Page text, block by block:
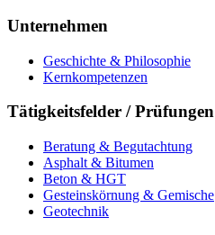
Unternehmen
Geschichte & Philosophie
Kernkompetenzen
Tätigkeitsfelder / Prüfungen
Beratung & Begutachtung
Asphalt & Bitumen
Beton & HGT
Gesteinskörnung & Gemische
Geotechnik